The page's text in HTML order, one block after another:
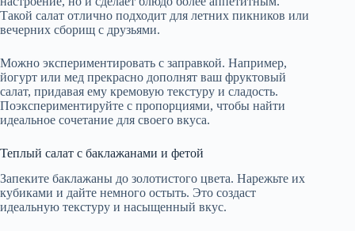
Такой салат отлично подходит для летних пикников или
вечерних сборищ с друзьями.
Можно экспериментировать с заправкой. Например,
йогурт или мед прекрасно дополнят ваш фруктовый
салат, придавая ему кремовую текстуру и сладость.
Поэкспериментируйте с пропорциями, чтобы найти
идеальное сочетание для своего вкуса.
Теплый салат с баклажанами и фетой
Запеките баклажаны до золотистого цвета. Нарежьте их
кубиками и дайте немного остыть. Это создаст
идеальную текстуру и насыщенный вкус.